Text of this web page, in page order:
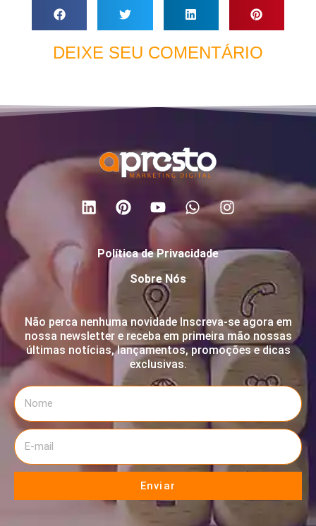
DEIXE SEU COMENTÁRIO
Política de Privacidade
Sobre Nós
Não perca nenhuma novidade Inscreva-se agora em
nossa newsletter e receba em primeira mão nossas
últimas notícias, lançamentos, promoções e dicas
exclusivas.
Enviar